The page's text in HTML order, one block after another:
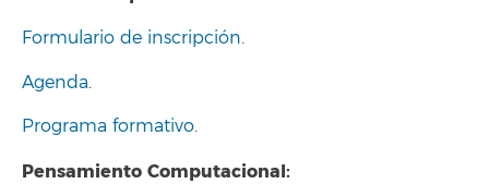
Formulario de inscripción.
Agenda.
Programa formativo.
Pensamiento Computacional: